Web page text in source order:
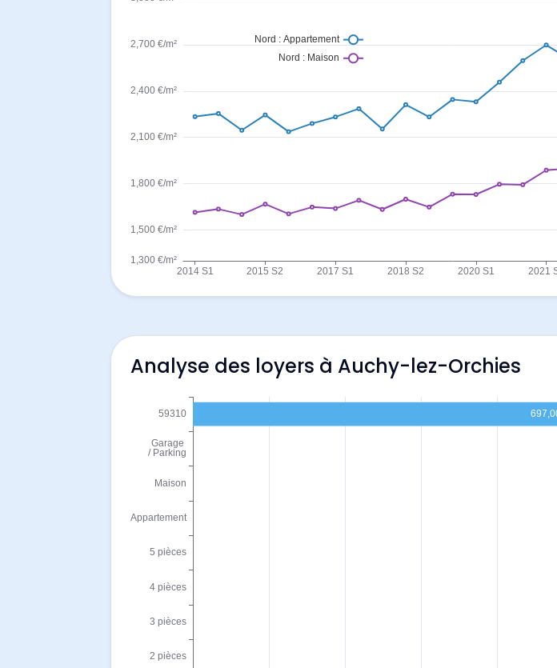
Analyse des loyers à Auchy-lez-Orchies